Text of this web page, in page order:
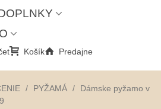
Košík Predajne
/ PYŽAMÁ /
Dámske pyžamo v